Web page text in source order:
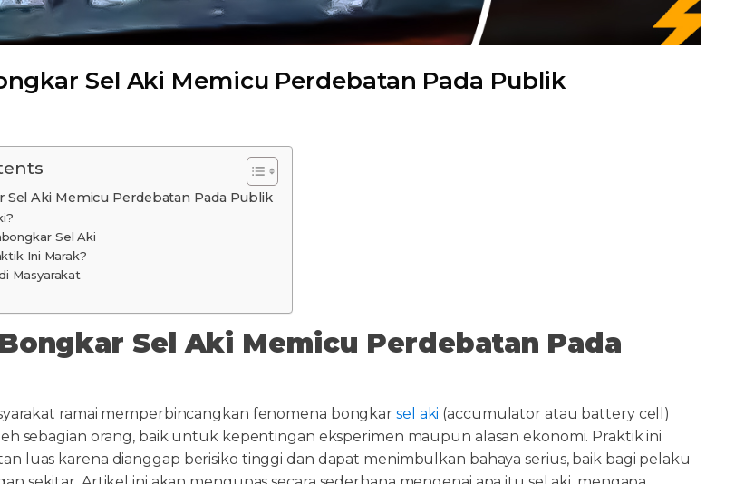
Sel Aki Memicu Perdebatan Pada Publik
Sel Aki Memicu Perdebatan Pada Publik
Sel Aki
Ini Marak?
Masyarakat
Sel Aki Memicu Perdebatan Pada
ramai memperbincangkan fenomena bongkar sel aki (accumulator atau battery cell)
sebagian orang, baik untuk kepentingan eksperimen maupun alasan ekonomi. Praktik ini
luas karena dianggap berisiko tinggi dan dapat menimbulkan bahaya serius, baik bagi pelaku